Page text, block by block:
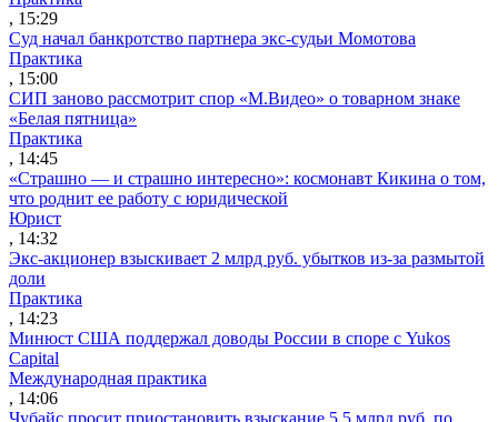
, 15:29
Суд начал банкротство партнера экс-судьи Момотова
Практика
, 15:00
СИП заново рассмотрит спор «М.Видео» о товарном знаке
«Белая пятница»
Практика
, 14:45
«Страшно — и страшно интересно»: космонавт Кикина о том,
что роднит ее работу с юридической
Юрист
, 14:32
Экс-акционер взыскивает 2 млрд руб. убытков из-за размытой
доли
Практика
, 14:23
Минюст США поддержал доводы России в споре с Yukos
Capital
Международная практика
, 14:06
Чубайс просит приостановить взыскание 5,5 млрд руб. по